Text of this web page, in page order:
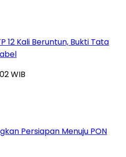
12 Kali Beruntun, Bukti Tata
WIB
Persiapan Menuju PON